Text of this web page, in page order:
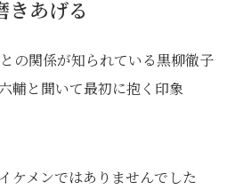
きあげる
の関係が知られている黒柳徹子
輔と聞いて最初に抱く印象
ケメンではありませんでした